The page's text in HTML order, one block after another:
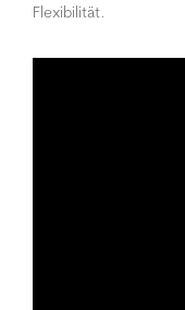
Flexibilität.